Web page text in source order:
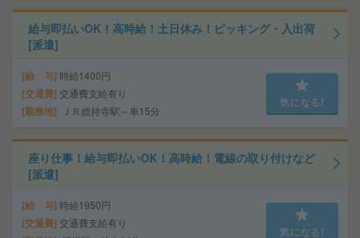
給与即払いOK！高時給！土日休み！ピッキング・入出荷
[派遣]
給 与 時給1400円
交通費 交通費支給有り
勤務地 ＪＲ総持寺駅～車15分
気になる!
座り仕事！給与即払いOK！高時給！電線の取り付けなど
[派遣]
給 与 時給1950円
交通費 交通費支給有り
気になる!